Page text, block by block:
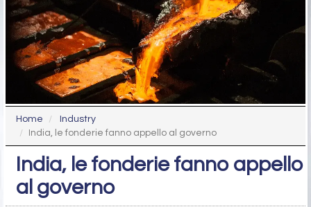
Home
Industry
India, le fonderie fanno appello al governo
India, le fonderie fanno appello
al governo